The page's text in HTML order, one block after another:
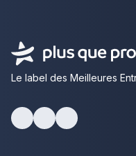
Le label des Meilleures